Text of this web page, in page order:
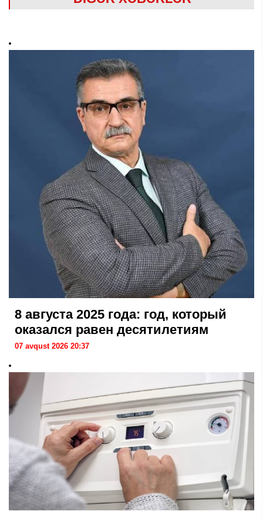
8 августа 2025 года: год, который
оказался равен десятилетиям
07 avqust 2026 20:37